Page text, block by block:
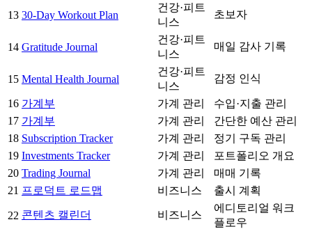
13 30-Day Workout Plan
건강·피트
니스
초보자
14 Gratitude Journal
건강·피트
니스
매일 감사 기록
15 Mental Health Journal
건강·피트
니스
감정 인식
16 가계부 가계 관리
수입·지출 관리
17 가계부 가계 관리
간단한 예산 관리
18 Subscription Tracker 가계 관리
정기 구독 관리
19 Investments Tracker 가계 관리
포트폴리오 개요
20 Trading Journal 가계 관리
매매 기록
21 프로덕트 로드맵 비즈니스 출시 계획
22 콘텐츠 캘린더 비즈니스
에디토리얼 워크
플로우